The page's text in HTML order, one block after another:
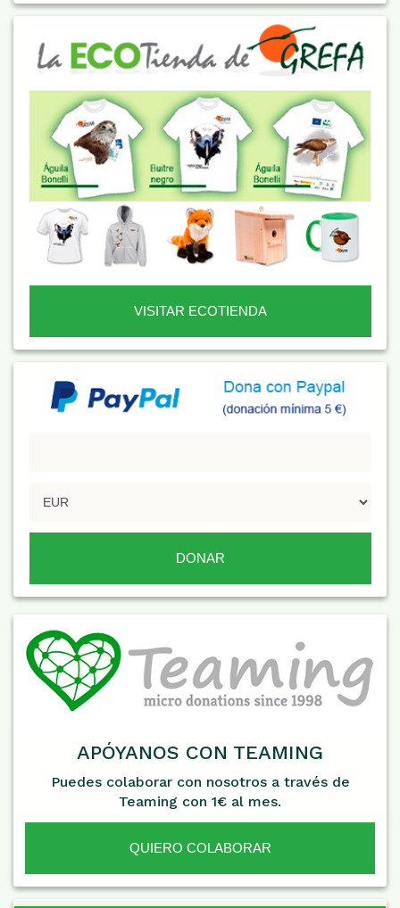
VISITAR ECOTIENDA
APÓYANOS CON TEAMING
Puedes colaborar con nosotros a través de
Teaming con 1€ al mes.
QUIERO COLABORAR